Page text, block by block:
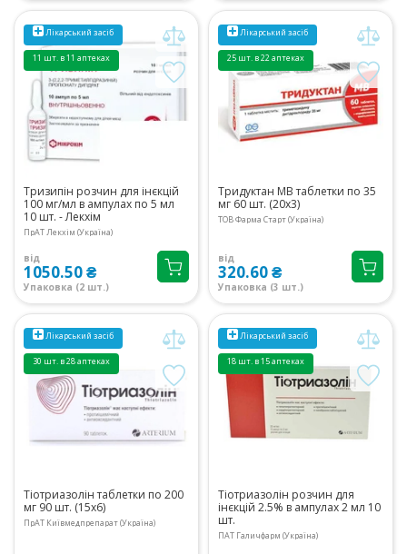
Лікарський засіб
11 шт. в 11 аптеках
Тризипін розчин для інєкцій
100 мг/мл в ампулах по 5 мл
10 шт. - Лекхім
ПрАТ Лекхім (Україна)
від
1050.50 ₴
Упаковка (2 шт.)
Лікарський засіб
25 шт. в 22 аптеках
Тридуктан МВ таблетки по 35
мг 60 шт. (20х3)
ТОВ Фарма Старт (Україна)
від
320.60 ₴
Упаковка (3 шт.)
Лікарський засіб
30 шт. в 28 аптеках
Тіотриазолін таблетки по 200
мг 90 шт. (15х6)
ПрАТ Київмедпрепарат (Україна)
Лікарський засіб
18 шт. в 15 аптеках
Тіотриазолін розчин для
інєкцій 2.5% в ампулах 2 мл 10
шт.
ПАТ Галичфарм (Україна)